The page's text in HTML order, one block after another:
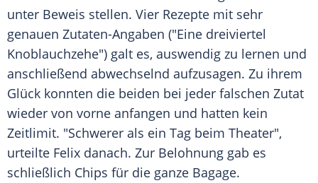
unter Beweis stellen. Vier Rezepte mit sehr
genauen Zutaten-Angaben ("Eine dreiviertel
Knoblauchzehe") galt es, auswendig zu lernen und
anschließend abwechselnd aufzusagen. Zu ihrem
Glück konnten die beiden bei jeder falschen Zutat
wieder von vorne anfangen und hatten kein
Zeitlimit. "Schwerer als ein Tag beim Theater",
urteilte Felix danach. Zur Belohnung gab es
schließlich Chips für die ganze Bagage.